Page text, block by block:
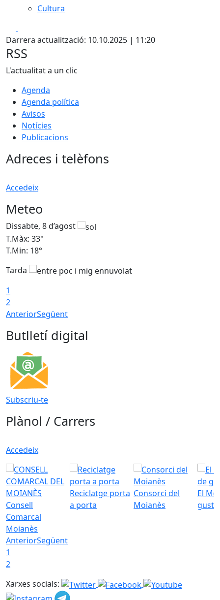
Cultura
Darrera actualització: 10.10.2025 | 11:20
RSS
L'actualitat a un clic
Agenda
Agenda política
Avisos
Notícies
Publicacions
Adreces i telèfons
Accedeix
Meteo
Dissabte, 8 d’agost
T.Màx: 33°
T.Min: 18°
Tarda
1
2
AnteriorSegüent
Butlletí digital
Subscriu-te
Plànol / Carrers
Accedeix
Consell
Comarcal
Moianès
Reciclatge porta
a porta
Consorci del
Moianès
El
gust
AnteriorSegüent
1
2
Xarxes socials: